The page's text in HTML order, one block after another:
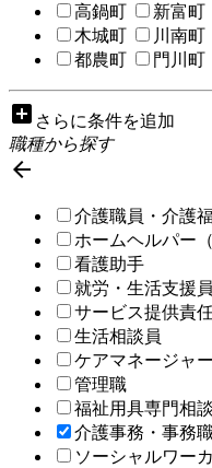
高鍋町
新富町
木城町
川南町
都農町
門川町
add_box さらに条件を追加
職種から探す

介護職員・介護
ホームヘルパー
看護助手
就労・生活支援員
サービス提供責
生活相談員
ケアマネージャー
管理職
福祉用具専門相
介護事務・事務
ソーシャルワー